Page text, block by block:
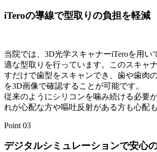
iTeroの導線で型取りの負担を軽減
当院では、3D光学スキャナーiTeroを用い
適な型取りを行っています。このスキャ
すだけで歯型をスキャンでき、歯や歯肉
を3D画像で確認することが可能です。
従来のようにシリコンを噛み続ける必要
れが心配な方や嘔吐反射がある方も心配
Point 03
デジタルシミュレーションで安心